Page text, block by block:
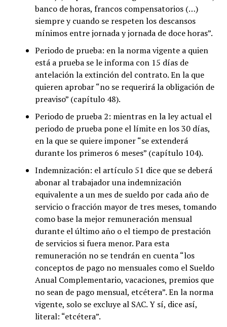
banco de horas, francos compensatorios (…)
siempre y cuando se respeten los descansos
mínimos entre jornada y jornada de doce horas”.
Periodo de prueba: en la norma vigente a quien
está a prueba se le informa con 15 días de
antelación la extinción del contrato. En la que
quieren aprobar “no se requerirá la obligación de
preaviso” (capítulo 48).
Periodo de prueba 2: mientras en la ley actual el
periodo de prueba pone el límite en los 30 días,
en la que se quiere imponer “se extenderá
durante los primeros 6 meses” (capítulo 104).
Indemnización: el artículo 51 dice que se deberá
abonar al trabajador una indemnización
equivalente a un mes de sueldo por cada año de
servicio o fracción mayor de tres meses, tomando
como base la mejor remuneración mensual
durante el último año o el tiempo de prestación
de servicios si fuera menor. Para esta
remuneración no se tendrán en cuenta “los
conceptos de pago no mensuales como el Sueldo
Anual Complementario, vacaciones, premios que
no sean de pago mensual, etcétera”. En la norma
vigente, solo se excluye al SAC. Y sí, dice así,
literal: “etcétera”.